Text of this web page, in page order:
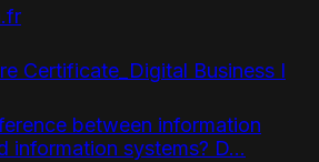
Certificate_Digital Business I
between information
information systems? D...